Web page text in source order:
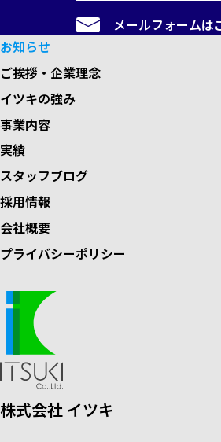
メールフォームは
お知らせ
ご挨拶・企業理念
イツキの強み
事業内容
実績
スタッフブログ
採用情報
会社概要
プライバシーポリシー
株式会社 イツキ